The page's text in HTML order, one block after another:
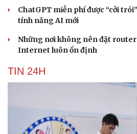
ChatGPT miễn phí được “cởi
tính năng AI mới
Những nơi không nên đặt router
Internet luôn ổn định
TIN 24H